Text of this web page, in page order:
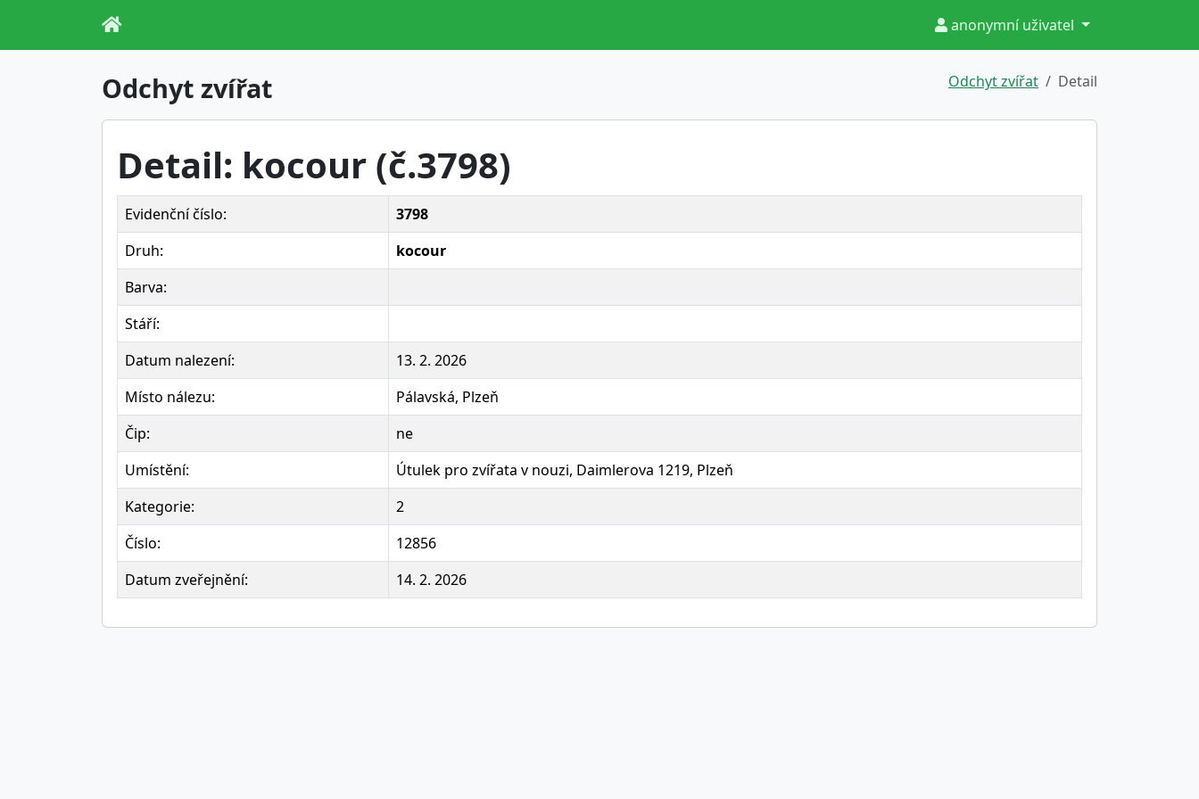
anonymní uživatel
Odchyt zvířat Odchyt zvířat Detail
Detail: kocour (č.3798)
Evidenční číslo:
3798
Druh:
kocour
Barva:
Stáří:
Datum nalezení:
13. 2. 2026
Místo nálezu:
Pálavská, Plzeň
Čip:
ne
Umístění:
Útulek pro zvířata v nouzi, Daimlerova 1219, Plzeň
Kategorie:
2
Číslo:
12856
Datum zveřejnění:
14. 2. 2026